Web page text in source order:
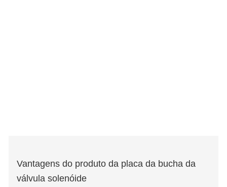
Vantagens do produto da placa da bucha da
válvula solenóide